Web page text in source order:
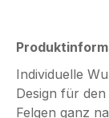
Individuelle
Design für
Felgen ganz